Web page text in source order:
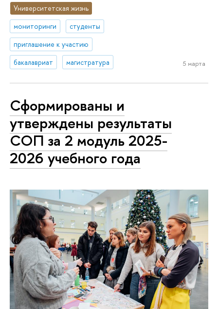
Университетская жизнь
мониторинги
студенты
приглашение к участию
бакалавриат
магистратура 5 марта
Сформированы и
утверждены результаты
СОП за 2 модуль 2025-
2026 учебного года